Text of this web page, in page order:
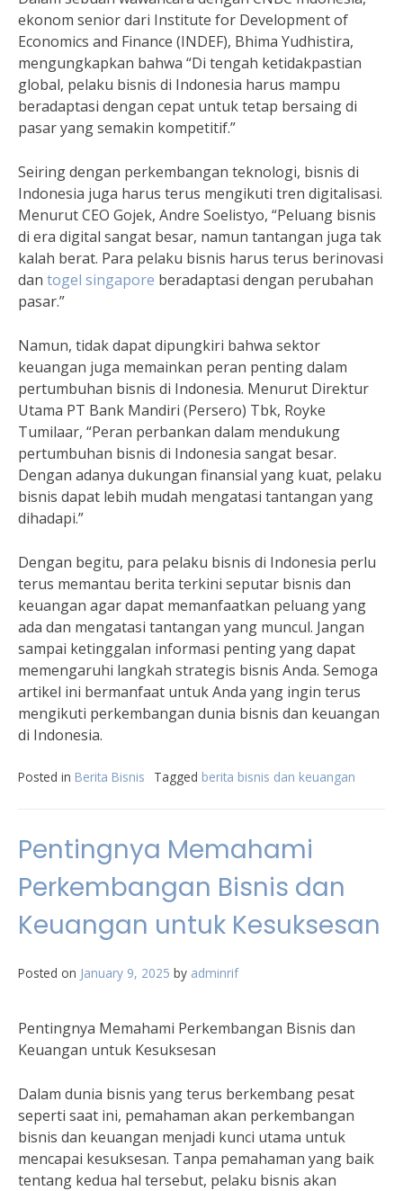
ekonom senior dari Institute for Development of
Economics and Finance (INDEF), Bhima Yudhistira,
mengungkapkan bahwa “Di tengah ketidakpastian
global, pelaku bisnis di Indonesia harus mampu
beradaptasi dengan cepat untuk tetap bersaing di
pasar yang semakin kompetitif.”
Seiring dengan perkembangan teknologi, bisnis di
Indonesia juga harus terus mengikuti tren digitalisasi.
Menurut CEO Gojek, Andre Soelistyo, “Peluang bisnis
di era digital sangat besar, namun tantangan juga tak
kalah berat. Para pelaku bisnis harus terus berinovasi
dan togel singapore beradaptasi dengan perubahan
pasar.”
Namun, tidak dapat dipungkiri bahwa sektor
keuangan juga memainkan peran penting dalam
pertumbuhan bisnis di Indonesia. Menurut Direktur
Utama PT Bank Mandiri (Persero) Tbk, Royke
Tumilaar, “Peran perbankan dalam mendukung
pertumbuhan bisnis di Indonesia sangat besar.
Dengan adanya dukungan finansial yang kuat, pelaku
bisnis dapat lebih mudah mengatasi tantangan yang
dihadapi.”
Dengan begitu, para pelaku bisnis di Indonesia perlu
terus memantau berita terkini seputar bisnis dan
keuangan agar dapat memanfaatkan peluang yang
ada dan mengatasi tantangan yang muncul. Jangan
sampai ketinggalan informasi penting yang dapat
memengaruhi langkah strategis bisnis Anda. Semoga
artikel ini bermanfaat untuk Anda yang ingin terus
mengikuti perkembangan dunia bisnis dan keuangan
di Indonesia.
Posted in Berita Bisnis Tagged berita bisnis dan keuangan
Pentingnya Memahami
Perkembangan Bisnis dan
Keuangan untuk Kesuksesan
Posted on January 9, 2025 by adminrif
Pentingnya Memahami Perkembangan Bisnis dan
Keuangan untuk Kesuksesan
Dalam dunia bisnis yang terus berkembang pesat
seperti saat ini, pemahaman akan perkembangan
bisnis dan keuangan menjadi kunci utama untuk
mencapai kesuksesan. Tanpa pemahaman yang baik
tentang kedua hal tersebut, pelaku bisnis akan